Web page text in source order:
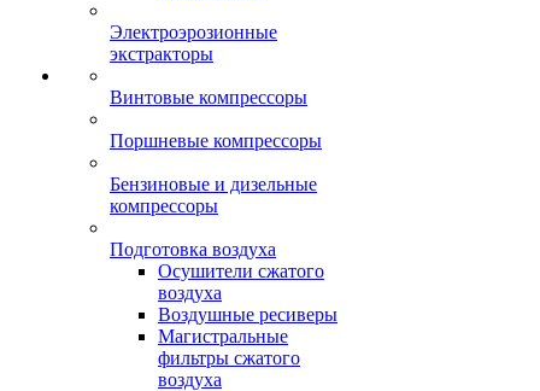
Электроэрозионные
экстракторы
Винтовые компрессоры
Поршневые компрессоры
Бензиновые и дизельные
компрессоры
Подготовка воздуха
Осушители сжатого
воздуха
Воздушные ресиверы
Магистральные
фильтры сжатого
воздуха